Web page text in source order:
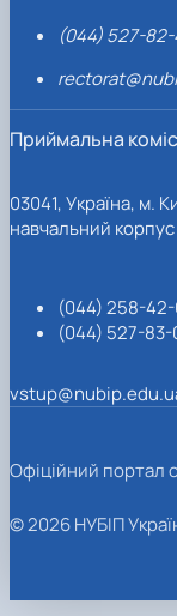
(044) 527-
Приймальна
03041, Україна, м.
навчальний
(044) 258-
(044) 527-83-
Офіційний портал
© 2026 НУБІП